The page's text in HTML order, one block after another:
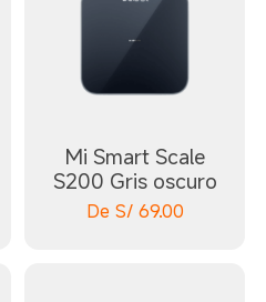
Mi Smart Scale
S200 Gris oscuro
De S/ 69.00